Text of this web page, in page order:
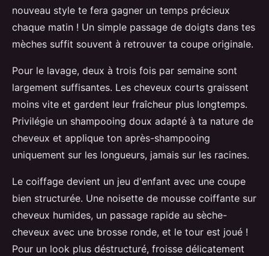
nouveau style te fera gagner un temps précieux
chaque matin ! Un simple passage de doigts dans tes
mèches suffit souvent à retrouver ta coupe originale.
Pour le lavage, deux à trois fois par semaine sont
largement suffisantes. Les cheveux courts graissent
moins vite et gardent leur fraîcheur plus longtemps.
Privilégie un shampooing doux adapté à ta nature de
cheveux et applique ton après-shampooing
uniquement sur les longueurs, jamais sur les racines.
Le coiffage devient un jeu d'enfant avec une coupe
bien structurée. Une noisette de mousse coiffante sur
cheveux humides, un passage rapide au sèche-
cheveux avec une brosse ronde, et le tour est joué !
Pour un look plus déstructuré, froisse délicatement